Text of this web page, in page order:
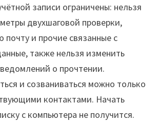
записи ограничены: нельзя
двухшаговой проверки,
почту и прочие связанные с
также нельзя изменить
о прочтении.
и созваниваться можно только
контактами. Начать
с компьютера не получится.